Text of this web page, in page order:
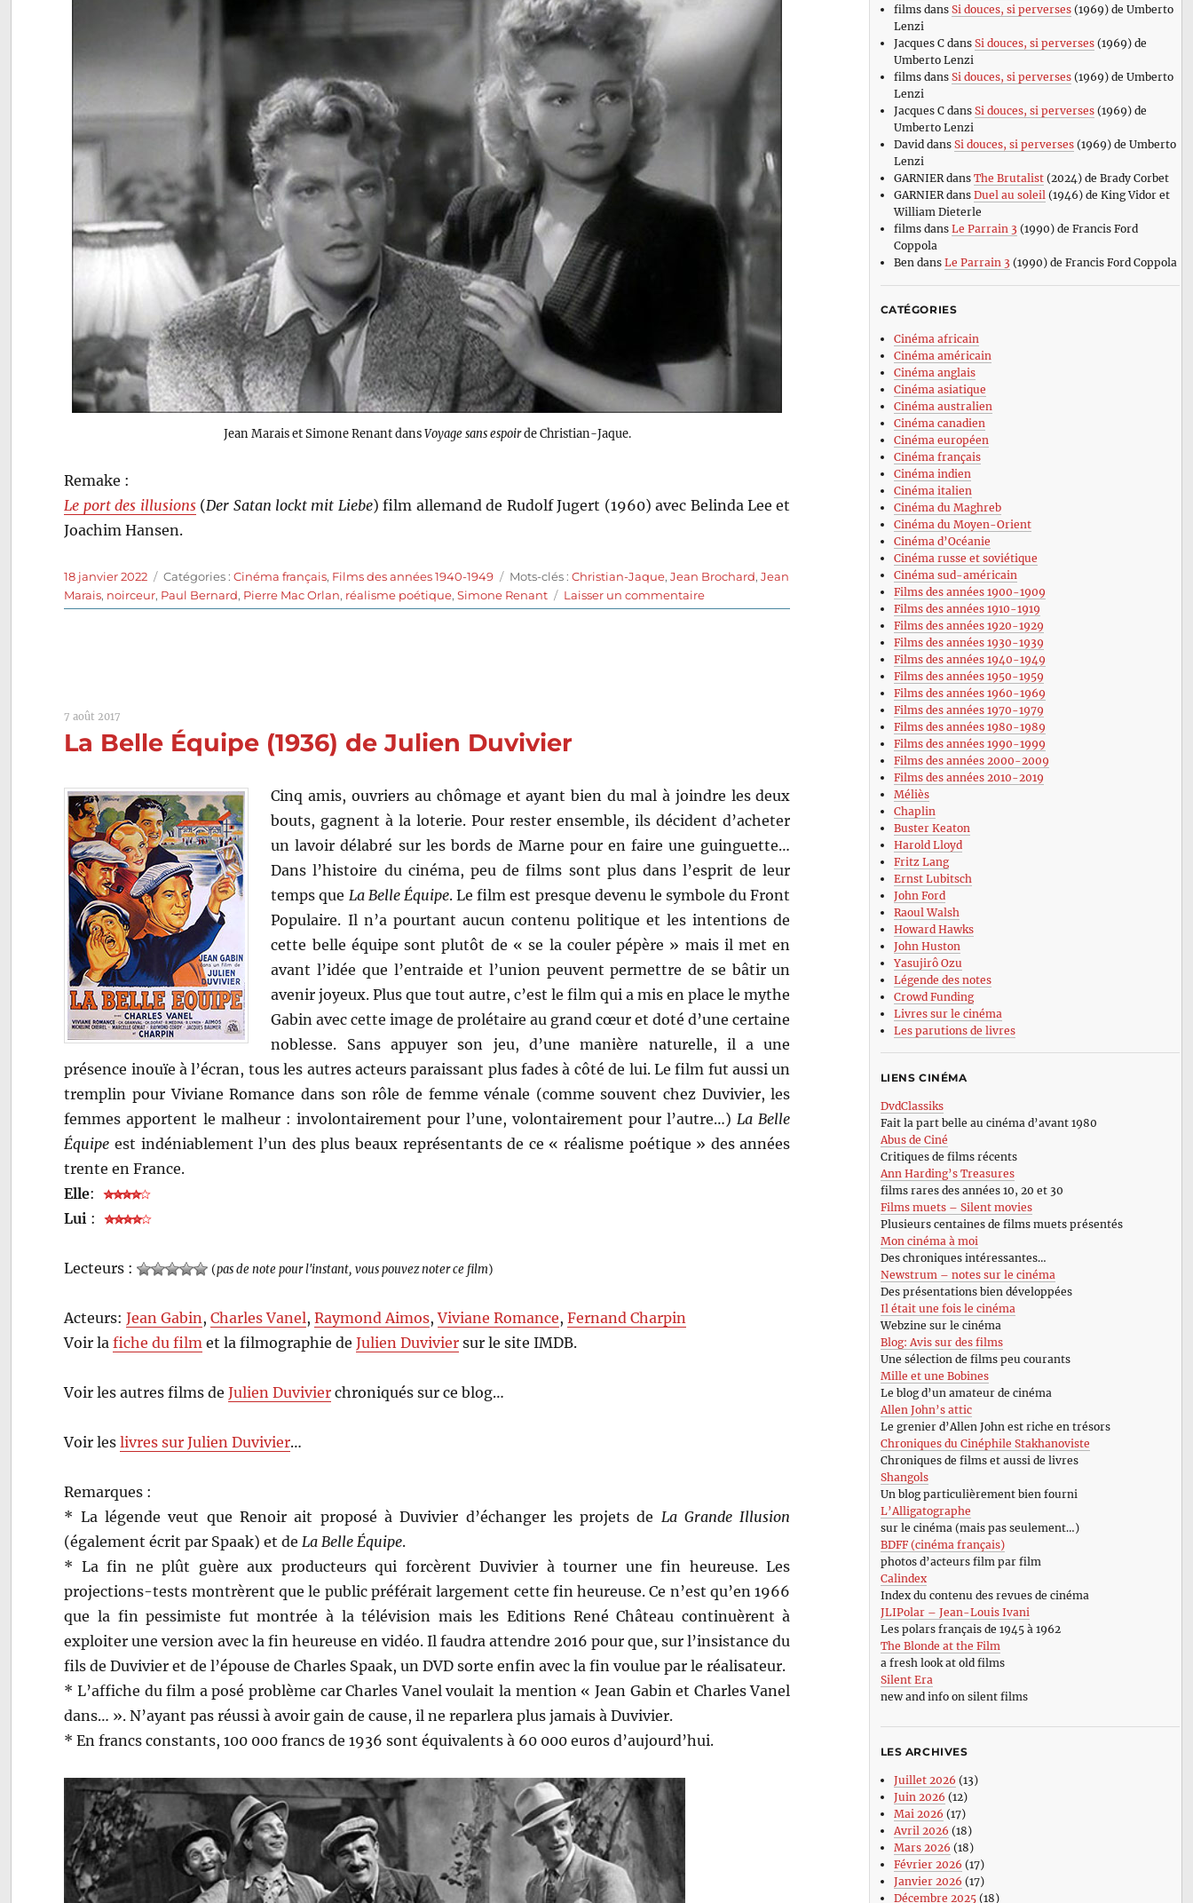
Jean Marais et Simone Renant dansVoyage sans espoirde Christian-Jaque.
Remake :
Le port des illusions(Der Satan lockt mit Liebe) film allemand de Rudolf Jugert (1960) avec Belinda Lee et
Joachim Hansen.
Publié
le
18 janvier 2022 Catégories
Catégories :Cinéma français, Films des années 1940-1949 Étiquettes
Mots-clés :Christian-Jaque,Jean Brochard,Jean
Marais, noirceur, Paul Bernard, Pierre Mac Orlan, réalisme poétique,Simone Renant Laisser un commentairesur
Voyage
7 août 2017
La Belle Équipe (1936) de Julien Duvivier
Cinq amis, ouvriers au chômage et ayant bien du mal à joindre les deux
bouts, gagnent à la loterie. Pour rester ensemble, ils décident d’acheter
un lavoir délabré sur les bords de Marne pour en faire une guinguette…
Dans l’histoire du cinéma, peu de films sont plus dans l’esprit de leur
temps que La Belle Équipe. Le film est presque devenu le symbole du Front
Populaire. Il n’a pourtant aucun contenu politique et les intentions de
cette belle équipe sont plutôt de « se la couler pépère » mais il met en
avant l’idée que l’entraide et l’union peuvent permettre de se bâtir un
avenir joyeux. Plus que tout autre, c’est le film qui a mis en place le mythe
Gabin avec cette image de prolétaire au grand cœur et doté d’une certaine
noblesse. Sans appuyer son jeu, d’une manière naturelle, il a une
présence inouïe à l’écran, tous les autres acteurs paraissant plus fades à côté de lui. Le film fut aussi un
tremplin pour Viviane Romance dans son rôle de femme vénale (comme souvent chez Duvivier, les
femmes apportent le malheur : involontairement pour l’une, volontairement pour l’autre…) La Belle
Équipe est indéniablement l’un des plus beaux représentants de ce « réalisme poétique » des années
trente en France.
Elle:
Lui :
Lecteurs : (pas de note pour l'instant, vous pouvez noter ce film)
Acteurs:Jean Gabin ,Charles Vanel,Raymond Aimos,Viviane Romance,Fernand Charpin
Voir lafiche du film et la filmographie deJulien Duvivier sur le site IMDB.
Voir les autres films deJulien Duvivier chroniqués sur ce blog…
Voir leslivres sur Julien Duvivier…
Remarques :
* La légende veut que Renoir ait proposé à Duvivier d’échanger les projets de La Grande Illusion
(également écrit par Spaak) et de La Belle Équipe.
* La fin ne plût guère aux producteurs qui forcèrent Duvivier à tourner une fin heureuse. Les
projections-tests montrèrent que le public préférait largement cette fin heureuse. Ce n’est qu’en 1966
que la fin pessimiste fut montrée à la télévision mais les Editions René Château continuèrent à
exploiter une version avec la fin heureuse en vidéo. Il faudra attendre 2016 pour que, sur l’insistance du
fils de Duvivier et de l’épouse de Charles Spaak, un DVD sorte enfin avec la fin voulue par le réalisateur.
* L’affiche du film a posé problème car Charles Vanel voulait la mention « Jean Gabin et Charles Vanel
dans… ». N’ayant pas réussi à avoir gain de cause, il ne reparlera plus jamais à Duvivier.
* En francs constants, 100 000 francs de 1936 sont équivalents à 60 000 euros d’aujourd’hui.
filmsdans Si douces, si perverses(1969) de Umberto
Lenzi
Jacques Cdans Si douces, si perverses(1969) de
Umberto Lenzi
filmsdans Si douces, si perverses(1969) de Umberto
Lenzi
Jacques Cdans Si douces, si perverses(1969) de
Umberto Lenzi
David dans Si douces, si perverses(1969) de Umberto
Lenzi
GARNIERdans The Brutalist(2024) de Brady Corbet
GARNIERdans Duel au soleil (1946) de King Vidor et
William Dieterle
filmsdans Le Parrain 3 (1990) de Francis Ford
Coppola
Ben dans Le Parrain 3 (1990) de Francis Ford Coppola
CATÉGORIES
Cinéma africain
Cinéma américain
Cinéma anglais
Cinéma asiatique
Cinéma australien
Cinéma canadien
Cinéma européen
Cinéma français
Cinéma indien
Cinéma italien
Cinéma du Maghreb
Cinéma du Moyen-Orient
Cinéma d’Océanie
Cinéma russe et soviétique
Cinéma sud-américain
Films des années 1900-1909
Films des années 1910-1919
Films des années 1920-1929
Films des années 1930-1939
Films des années 1940-1949
Films des années 1950-1959
Films des années 1960-1969
Films des années 1970-1979
Films des années 1980-1989
Films des années 1990-1999
Films des années 2000-2009
Films des années 2010-2019
Méliès
Chaplin
Buster Keaton
Harold Lloyd
Fritz Lang
Ernst Lubitsch
John Ford
Raoul Walsh
Howard Hawks
John Huston
Yasujirô Ozu
Légende des notes
Crowd Funding
Livres sur le cinéma
Les parutions de livres
LIENS CINÉMA
DvdClassiks
Fait la part belle au cinéma d’avant 1980
Abus de Ciné
Critiques de films récents
Ann Harding’s Treasures
films rares des années 10, 20 et 30
Films muets – Silent movies
Plusieurs centaines de films muets présentés
Mon cinéma à moi
Des chroniques intéressantes…
Newstrum – notes sur le cinéma
Des présentations bien développées
Il était une fois le cinéma
Webzine sur le cinéma
Blog: Avis sur des films
Une sélection de films peu courants
Mille et une Bobines
Le blog d’un amateur de cinéma
Allen John’s attic
Le grenier d’Allen John est riche en trésors
Chroniques du Cinéphile Stakhanoviste
Chroniques de films et aussi de livres
Shangols
Un blog particulièrement bien fourni
L’Alligatographe
sur le cinéma (mais pas seulement…)
BDFF (cinéma français)
photos d’acteurs film par film
Calindex
Index du contenu des revues de cinéma
JLIPolar – Jean-Louis Ivani
Les polars français de 1945 à 1962
The Blonde at the Film
a fresh look at old films
Silent Era
new and info on silent films
LES ARCHIVES
Juillet 2026 (13)
Juin 2026 (12)
Mai 2026 (17)
Avril 2026 (18)
Mars 2026 (18)
Février 2026 (17)
Janvier 2026 (17)
Décembre 2025(18)